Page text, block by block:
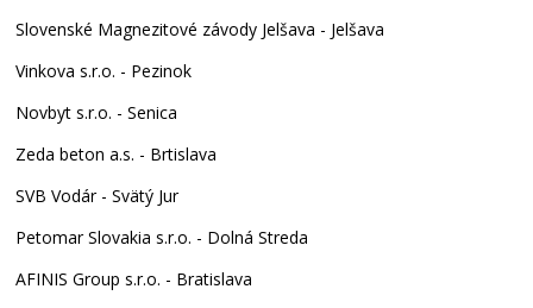
Slovenské Magnezitové závody Jelšava - Jelšava
Vinkova s.r.o. - Pezinok
Novbyt s.r.o. - Senica
Zeda beton a.s. - Brtislava
SVB Vodár - Svätý Jur
Petomar Slovakia s.r.o. - Dolná Streda
AFINIS Group s.r.o. - Bratislava